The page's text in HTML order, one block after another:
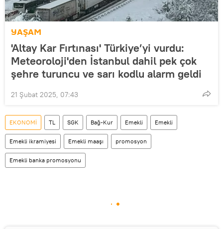
YAŞAM
'Altay Kar Fırtınası' Türkiye’yi vurdu:
Meteoroloji'den İstanbul dahil pek çok
şehre turuncu ve sarı kodlu alarm geldi
21 Şubat 2025, 07:43
EKONOMİ TL SGK Bağ-Kur Emekli Emekli
Emekli ikramiyesi Emekli maaşı promosyon
Emekli banka promosyonu